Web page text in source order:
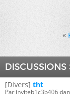
«
[Divers] tht
Par inviteb1c3b406